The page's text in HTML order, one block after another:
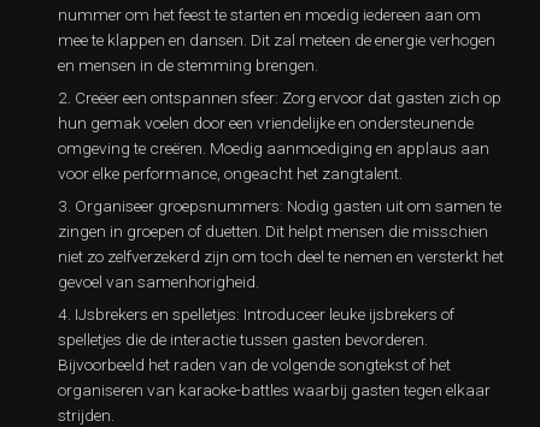
nummer om het feest te starten en moedig iedereen aan om
mee te klappen en dansen. Dit zal meteen de energie verhogen
en mensen in de stemming brengen.
Creëer een ontspannen sfeer: Zorg ervoor dat gasten zich op
hun gemak voelen door een vriendelijke en ondersteunende
omgeving te creëren. Moedig aanmoediging en applaus aan
voor elke performance, ongeacht het zangtalent.
Organiseer groepsnummers: Nodig gasten uit om samen te
zingen in groepen of duetten. Dit helpt mensen die misschien
niet zo zelfverzekerd zijn om toch deel te nemen en versterkt het
gevoel van samenhorigheid.
IJsbrekers en spelletjes: Introduceer leuke ijsbrekers of
spelletjes die de interactie tussen gasten bevorderen.
Bijvoorbeeld het raden van de volgende songtekst of het
organiseren van karaoke-battles waarbij gasten tegen elkaar
strijden.